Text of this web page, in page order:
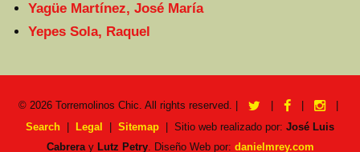
Yagüe Martínez, José María
Yepes Sola, Raquel
© 2026 Torremolinos Chic . All rights reserved. |
Search
Legal Sitemap Sitio web realizado por: José Luis
Cabreray Lutz Petry. Diseño Web por: danielmrey.com